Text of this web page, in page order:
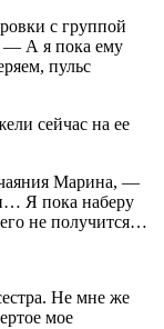
с группой
— А я пока ему
пульс
сейчас на ее
Марина, —
Я пока наберу
не получится…
Не мне же
мое